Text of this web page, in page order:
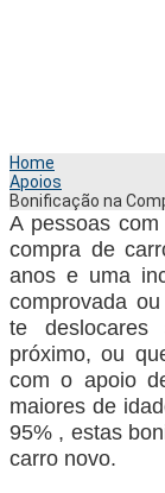
Home
Apoios
Bonificação na
A pessoas
compra de
anos e uma
comprovada
te deslocares
próximo, ou
com o apoio
maiores de
95% , estas
carro novo.